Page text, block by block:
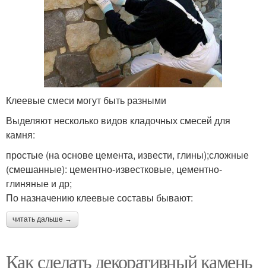
Клеевые смеси могут быть разными
Выделяют несколько видов кладочных смесей для
камня:
простые (на основе цемента, извести, глины);сложные
(смешанные): цементно-известковые, цементно-
глиняные и др;
По назначению клеевые составы бывают:
читать дальше →
Как сделать декоративный камень